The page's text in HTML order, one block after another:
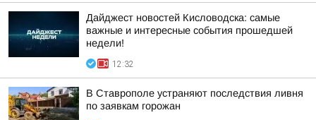
Дайджест новостей Кисловодска: самые
важные и интересные события прошедшей
недели!
12:32
В Ставрополе устраняют последствия ливня
по заявкам горожан